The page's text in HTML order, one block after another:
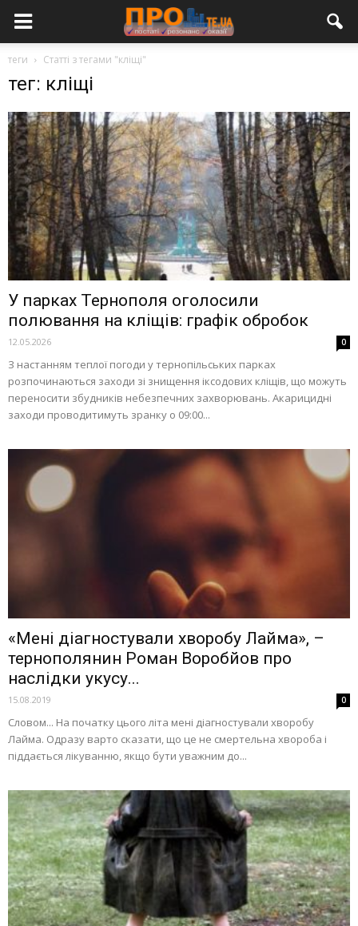
теги Статті з тегами "кліщі"
тег: кліщі
У парках Тернополя оголосили
полювання на кліщів: графік обробок
12.05.2026 0
З настанням теплої погоди у тернопільських парках
розпочинаються заходи зі знищення іксодових кліщів, що можуть
переносити збудників небезпечних захворювань. Акарицидні
заходи проводитимуть зранку о 09:00...
«Мені діагностували хворобу Лайма», –
тернополянин Роман Воробйов про
наслідки укусу...
15.08.2019 0
Словом... На початку цього літа мені діагностували хворобу
Лайма. Одразу варто сказати, що це не смертельна хвороба і
піддається лікуванню, якщо бути уважним до...